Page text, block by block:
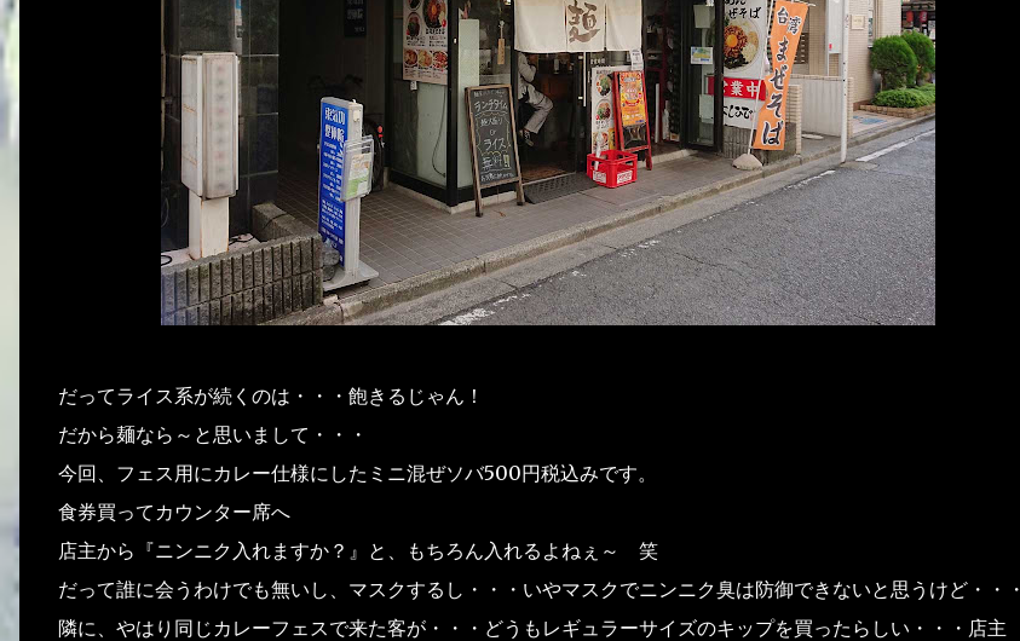
だってライス系が続くのは・・・飽きるじゃん！
だから麺なら～と思いまして・・・
今回、フェス用にカレー仕様にしたミニ混ぜソバ500円税込みです。
食券買ってカウンター席へ
店主から『ニンニク入れますか？』と、もちろん入れるよねぇ～ 笑
だって誰に会うわけでも無いし、マスクするし・・・いやマスクでニンニク臭は防御できないと思うけど・・・
隣に、やはり同じカレーフェスで来た客が・・・どうもレギュラーサイズのキップを買ったらしい・・・店主